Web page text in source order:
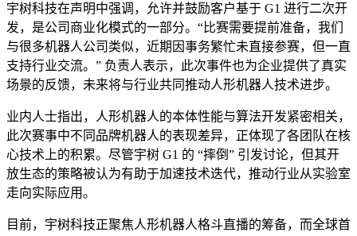
宇树科技在声明中强调，允许并鼓励客户基于 G1 进行二次开
发，是公司商业化模式的一部分。“比赛需要提前准备，我们
与很多机器人公司类似，近期因事务繁忙未直接参赛，但一直
支持行业交流。” 负责人表示，此次事件也为企业提供了真实
场景的反馈，未来将与行业共同推动人形机器人技术进步。
业内人士指出，人形机器人的本体性能与算法开发紧密相关，
此次赛事中不同品牌机器人的表现差异，正体现了各团队在核
心技术上的积累。尽管宇树 G1 的 “摔倒” 引发讨论，但其开
放生态的策略被认为有助于加速技术迭代，推动行业从实验室
走向实际应用。
目前，宇树科技正聚焦人形机器人格斗直播的筹备，而全球首